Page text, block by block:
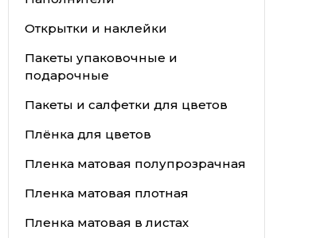
Открытки и наклейки
Пакеты упаковочные и
подарочные
Пакеты и салфетки для цветов
Плёнка для цветов
Пленка матовая полупрозрачная
Пленка матовая плотная
Пленка матовая в листах